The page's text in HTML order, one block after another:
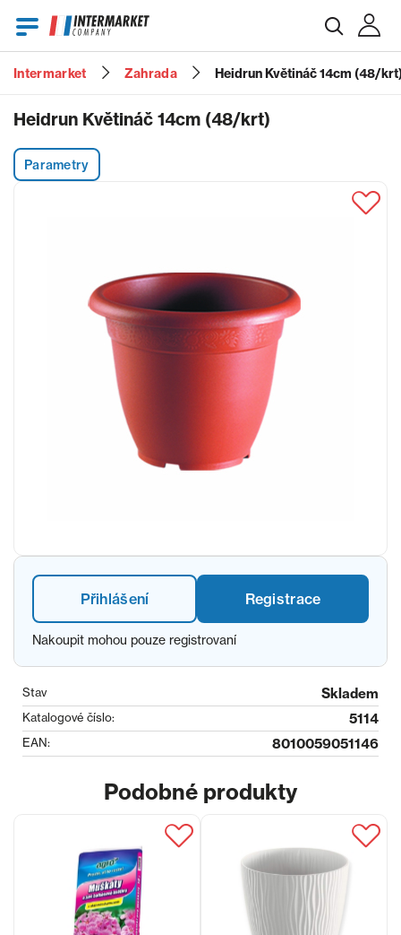
Heslo
Zapomenuté heslo?
Intermarket Zahrada Heidrun Květináč 14cm (48/
Heidrun Květináč 14cm (48/krt)
Parametry
Přihlášení Registrace
Nakoupit mohou pouze registrovaní
Stav Skladem
Katalogové číslo: 5114
EAN: 8010059051146
Podobné produkty